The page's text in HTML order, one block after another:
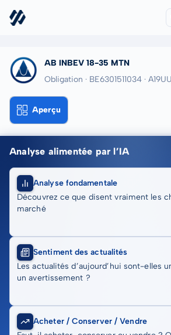
AB INBEV 18-35 MTN
Obligation · BE6301511034 ·
Aperçu
Analyse alimentée par l’IA
Analyse fondamentale
Découvrez ce que disent vraiment les
marché
Sentiment des actualités
Les actualités d’aujourd’hui sont-elles
un avertissement ?
Acheter / Conserver / Vendre